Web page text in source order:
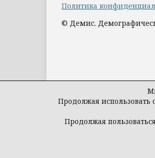
Политика
© Демис.
Продолжая
Продолжая